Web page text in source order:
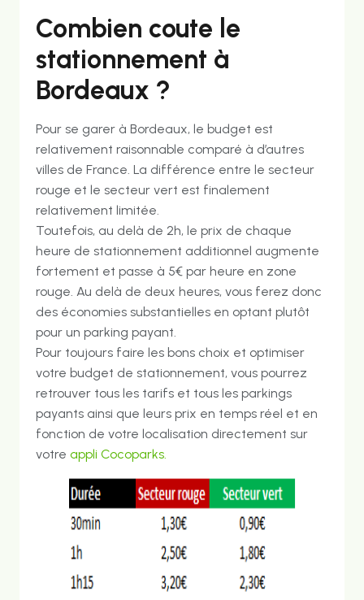
Combien coute le
stationnement à
Bordeaux ?
Pour se garer à Bordeaux, le budget est
relativement raisonnable comparé à d’autres
villes de France. La différence entre le secteur
rouge et le secteur vert est finalement
relativement limitée.
Toutefois, au delà de 2h, le prix de chaque
heure de stationnement additionnel augmente
fortement et passe à 5€ par heure en zone
rouge. Au delà de deux heures, vous ferez donc
des économies substantielles en optant plutôt
pour un parking payant.
Pour toujours faire les bons choix et optimiser
votre budget de stationnement, vous pourrez
retrouver tous les tarifs et tous les parkings
payants ainsi que leurs prix en temps réel et en
fonction de votre localisation directement sur
votre appli Cocoparks.